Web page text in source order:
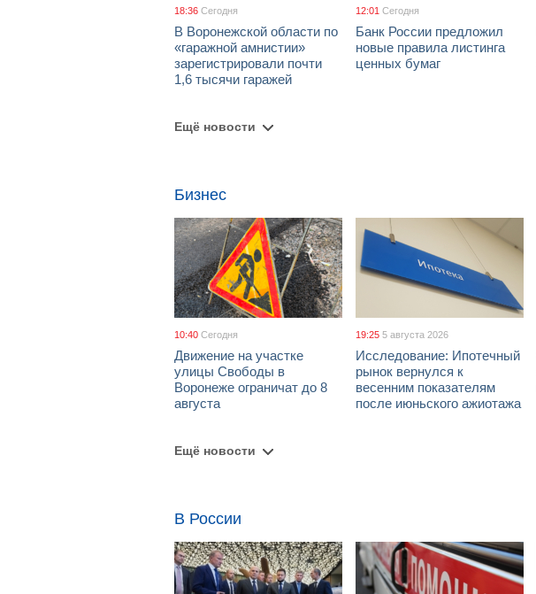
18:36 Сегодня
В Воронежской области по
«гаражной амнистии»
зарегистрировали почти
1,6 тысячи гаражей
12:01 Сегодня
Банк России предложил
новые правила листинга
ценных бумаг
Ещё новости
Бизнес
10:40 Сегодня
Движение на участке
улицы Свободы в
Воронеже ограничат до 8
августа
19:25 5 августа 2026
Исследование: Ипотечный
рынок вернулся к
весенним показателям
после июньского ажиотажа
Ещё новости
В России